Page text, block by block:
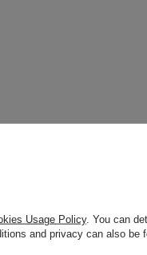
Usage Policy. You can
and privacy can also be